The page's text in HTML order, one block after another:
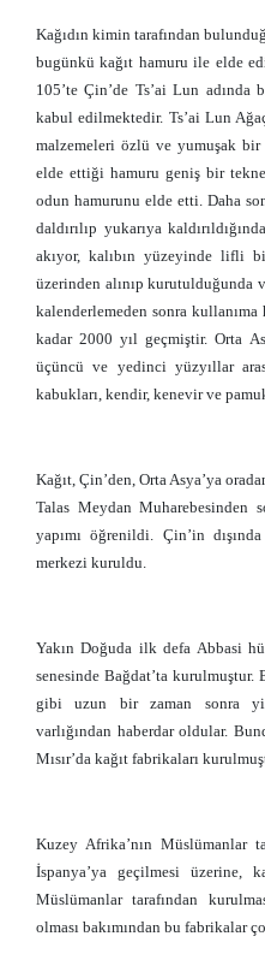
Kağıdın kimin tarafından
bugünkü kağıt hamuru ile elde
105’te Çin’de Ts’ai Lun adında
kabul edilmektedir. Ts’ai Lun
malzemeleri özlü ve yumuşak
elde ettiği hamuru geniş bir
odun hamurunu elde etti. Daha
daldırılıp yukarıya
akıyor, kalıbın yüzeyinde lifli
üzerinden alınıp kurutulduğunda
kalenderlemeden sonra
kadar 2000 yıl geçmiştir. Orta
üçüncü ve yedinci yüzyıllar
kabukları, kendir, kenevir ve
Kağıt, Çin’den, Orta Asya’ya
Talas Meydan Muharebesinden
yapımı öğrenildi. Çin’in
merkezi kuruldu.
Yakın Doğuda ilk defa Abbasi
senesinde Bağdat’ta
gibi uzun bir zaman sonra
varlığından haberdar oldular.
Mısır’da kağıt fabrikaları
Kuzey Afrika’nın Müslümanlar
İspanya’ya geçilmesi üzerine,
Müslümanlar tarafından
olması bakımından bu fabrikalar